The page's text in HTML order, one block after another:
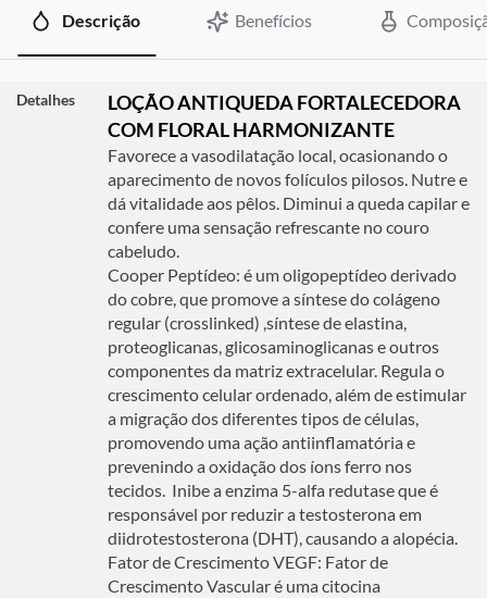
Descrição Benefícios
Detalhes
LOÇÃO ANTIQUEDA FORTALECEDORA
COM FLORAL HARMONIZANTE
Favorece a vasodilatação local, ocasionando o
aparecimento de novos folículos pilosos. Nutre e
dá vitalidade aos pêlos. Diminui a queda capilar e
confere uma sensação refrescante no couro
cabeludo.
Cooper Peptídeo: é um oligopeptídeo derivado
do cobre, que promove a síntese do colágeno
regular (crosslinked) ,síntese de elastina,
proteoglicanas, glicosaminoglicanas e outros
componentes da matriz extracelular. Regula o
crescimento celular ordenado, além de estimular
a migração dos diferentes tipos de células,
promovendo uma ação antiinflamatória e
prevenindo a oxidação dos íons ferro nos
tecidos. Inibe a enzima 5-alfa redutase que é
responsável por reduzir a testosterona em
diidrotestosterona (DHT), causando a alopécia.
Fator de Crescimento VEGF: Fator de
Crescimento Vascular é uma citocina